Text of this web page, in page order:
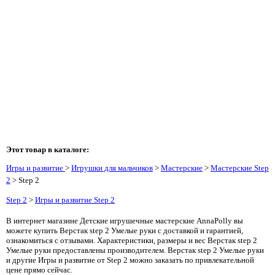
Этот товар в каталоге:
Игры и развитие > Игрушки для мальчиков > Мастерские > Мастерские Step
2 > Step 2
Step 2 > Игры и развитие Step 2
В интернет магазине Детские игрушечные мастерские AnnaPolly вы
можете купить Верстак step 2 Умелые руки с доставкой и гарантией,
ознакомиться с отзывами. Характеристики, размеры и вес Верстак step 2
Умелые руки предоставлены производителем. Верстак step 2 Умелые руки
и другие Игры и развитие от Step 2 можно заказать по привлекательной
цене прямо сейчас.